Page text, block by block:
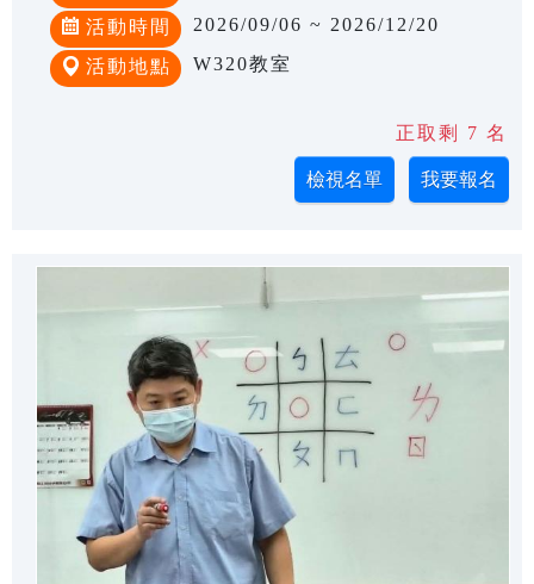
活動時間 2026/09/06 ~ 2026/12/20
活動地點 W320教室
正取剩 7 名